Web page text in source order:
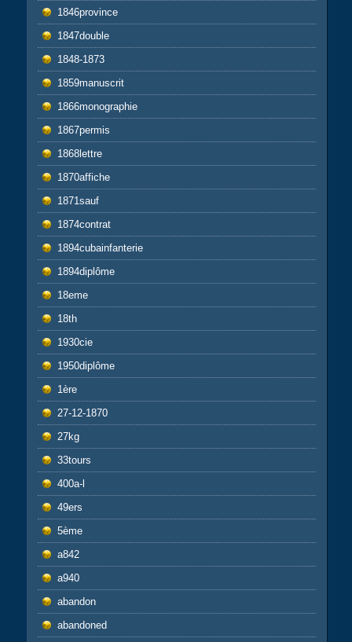
1846province
1847double
1848-1873
1859manuscrit
1866monographie
1867permis
1868lettre
1870affiche
1871sauf
1874contrat
1894cubainfanterie
1894diplôme
18eme
18th
1930cie
1950diplôme
1ère
27-12-1870
27kg
33tours
400a-l
49ers
5ème
a842
a940
abandon
abandoned